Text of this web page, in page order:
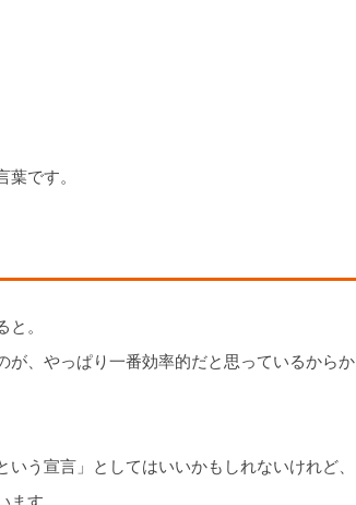
です。
。
、やっぱり一番効率的だと思っているからか
う宣言」としてはいいかもしれないけれど、
す。